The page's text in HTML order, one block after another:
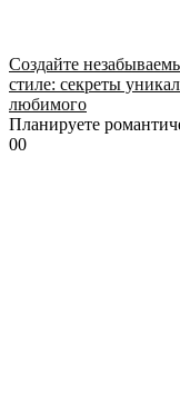
Создайте
стиле: секреты
любимого
Планируете
00